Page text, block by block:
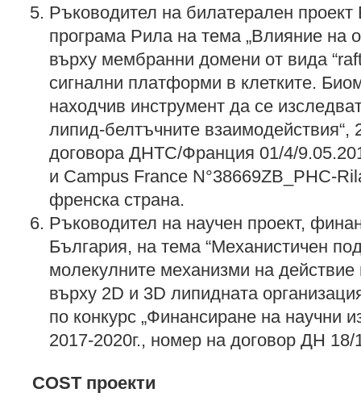
Ръководител на билатерален
програма Рила на тема „Влияние на
върху мембранни домени от вида
сигнални платформи в клетките.
находчив инструмент да се
липид-белтъчните взаимодействия“,
договора ДНТС/Франция 01/4/
и Campus France N°38669ZB_PHC-
френска страна.
Ръководител на научен проект,
България, на тема “Механистичен
молекулните механизми на
върху 2D и 3D липидната
по конкурс „Финансиране на научни
2017-2020г., номер на договор ДН 18/
COST проекти